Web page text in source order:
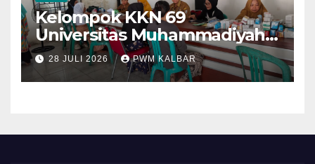
Kelompok KKN 69
Universitas Muhammadiyah
Pontianak Dibagi Dua Tim,
Cat Bangunan dan Dampingi
Pelayanan Posyandu Lansia
28 JULI 2026 PWM KALBAR